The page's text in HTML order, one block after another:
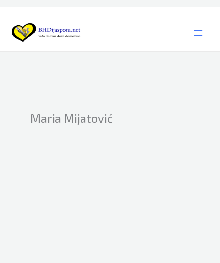
content
Maria Mijatović